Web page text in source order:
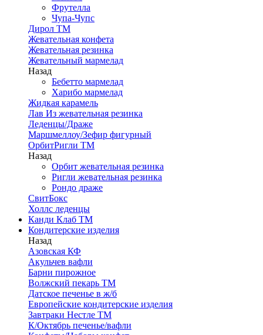
Фрутелла
Чупа-Чупс
Дирол ТМ
Жевательная конфета
Жевательная резинка
Жевательный мармелад
Назад
Бебетто мармелад
Харибо мармелад
Жидкая карамель
Лав Из жевательная резинка
Леденцы/Драже
Маршмеллоу/Зефир фигурный
ОрбитРигли ТМ
Назад
Орбит жевательная резинка
Ригли жевательная резинка
Рондо драже
СвитБокс
Холлс леденцы
Канди Клаб ТМ
Кондитерские изделия
Назад
Азовская КФ
Акульчев вафли
Барни пирожное
Волжский пекарь ТМ
Датское печенье в ж/б
Европейские кондитерские изделия
Завтраки Нестле ТМ
К/Октябрь печенье/вафли